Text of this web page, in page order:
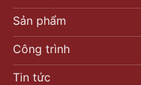
Sản phẩm
Công trình
Tin tức